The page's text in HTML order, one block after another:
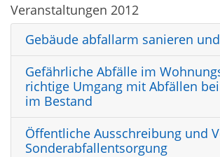
Veranstaltungen 2012
Gebäude abfallarm sanieren
Gefährliche Abfälle im
richtige Umgang mit Abfällen
im Bestand
Öffentliche Ausschreibung und
Sonderabfallentsorgung